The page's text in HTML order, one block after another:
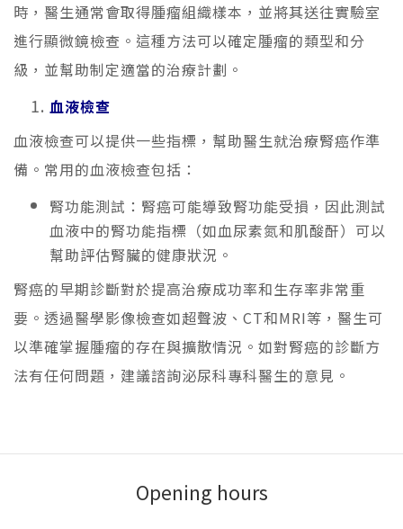
時，醫生通常會取得腫瘤組織樣本，並將其送往實驗室
進行顯微鏡檢查。這種方法可以確定腫瘤的類型和分
級，並幫助制定適當的治療計劃。
血液檢查
血液檢查可以提供一些指標，幫助醫生就治療腎癌作準
備。常用的血液檢查包括：
腎功能測試：腎癌可能導致腎功能受損，因此測試
血液中的腎功能指標（如血尿素氮和肌酸酐）可以
幫助評估腎臟的健康狀況。
腎癌的早期診斷對於提高治療成功率和生存率非常重
要。透過醫學影像檢查如超聲波、CT和MRI等，醫生可
以準確掌握腫瘤的存在與擴散情況。如對腎癌的診斷方
法有任何問題，建議諮詢泌尿科專科醫生的意見。
Opening hours